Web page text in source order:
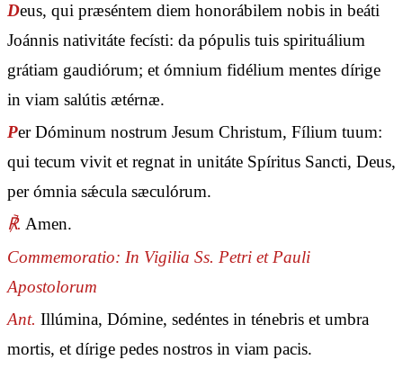
Deus, qui præséntem diem honorábilem nobis in beáti
Joánnis nativitáte fecísti: da pópulis tuis spirituálium
grátiam gaudiórum; et ómnium fidélium mentes dírige
in viam salútis ætérnæ.
Per Dóminum nostrum Jesum Christum, Fílium tuum:
qui tecum vivit et regnat in unitáte Spíritus Sancti, Deus,
per ómnia sǽcula sæculórum.
℟. Amen.
Commemoratio: In Vigilia Ss. Petri et Pauli
Apostolorum
Ant. Illúmina, Dómine, sedéntes in ténebris et umbra
mortis, et dírige pedes nostros in viam pacis.